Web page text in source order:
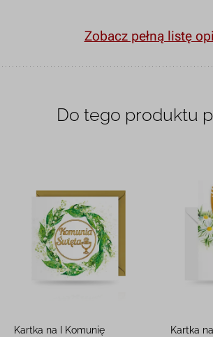
Zobacz pełną listę
Do tego produktu
Kartka na I Komunię Kartka